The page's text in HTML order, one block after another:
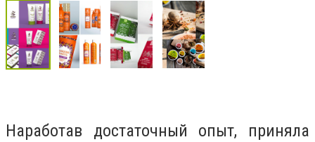
Наработав достаточный опыт, приняла